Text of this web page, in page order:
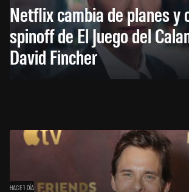
Netflix cambia de planes y
spinoff de El Juego del
David Fincher
HACE 1 DÍA